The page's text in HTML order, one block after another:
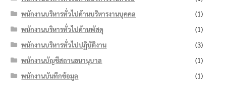
พนักงานบริหารทั่วไปด้านบริหารงานบุคคล
(1)
พนักงานบริหารทั่วไปด้านพัสดุ
(1)
พนักงานบริหารทั่วไปปฏิบัติงาน
(3)
พนักงานบัญชีสถานธนานุบาล
(1)
พนักงานบันทึกข้อมูล
(1)